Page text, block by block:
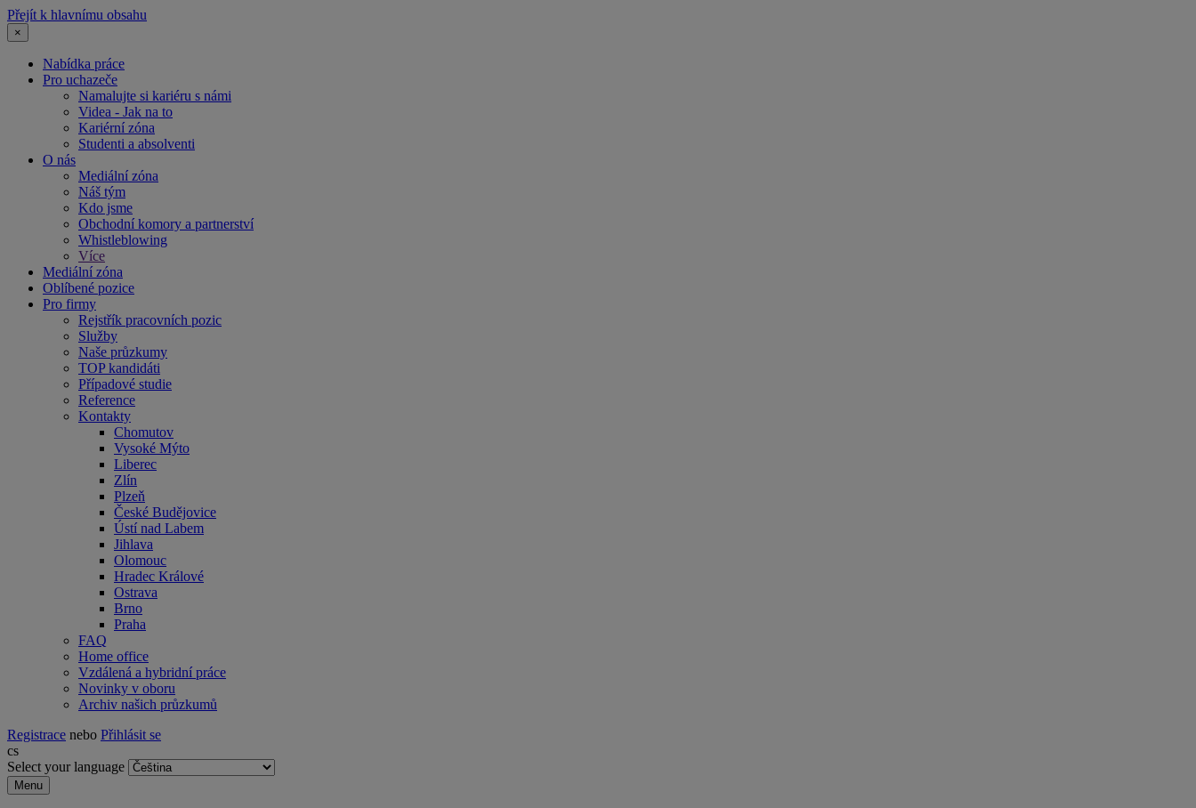
Přejít k hlavnímu obsahu
×
Nabídka práce
Pro uchazeče
Namalujte si kariéru s námi
Videa - Jak na to
Kariérní zóna
Studenti a absolventi
O nás
Mediální zóna
Náš tým
Kdo jsme
Obchodní komory a partnerství
Whistleblowing
Více
Mediální zóna
Oblíbené pozice
Pro firmy
Rejstřík pracovních pozic
Služby
Naše průzkumy
TOP kandidáti
Případové studie
Reference
Kontakty
Chomutov
Vysoké Mýto
Liberec
Zlín
Plzeň
České Budějovice
Ústí nad Labem
Jihlava
Olomouc
Hradec Králové
Ostrava
Brno
Praha
FAQ
Home office
Vzdálená a hybridní práce
Novinky v oboru
Archiv našich průzkumů
Registrace nebo Přihlásit se
cs
Select your language
Menu